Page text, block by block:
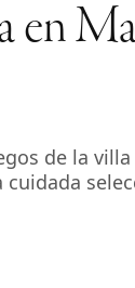
en
de la